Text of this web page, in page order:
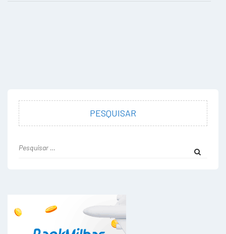
PESQUISAR